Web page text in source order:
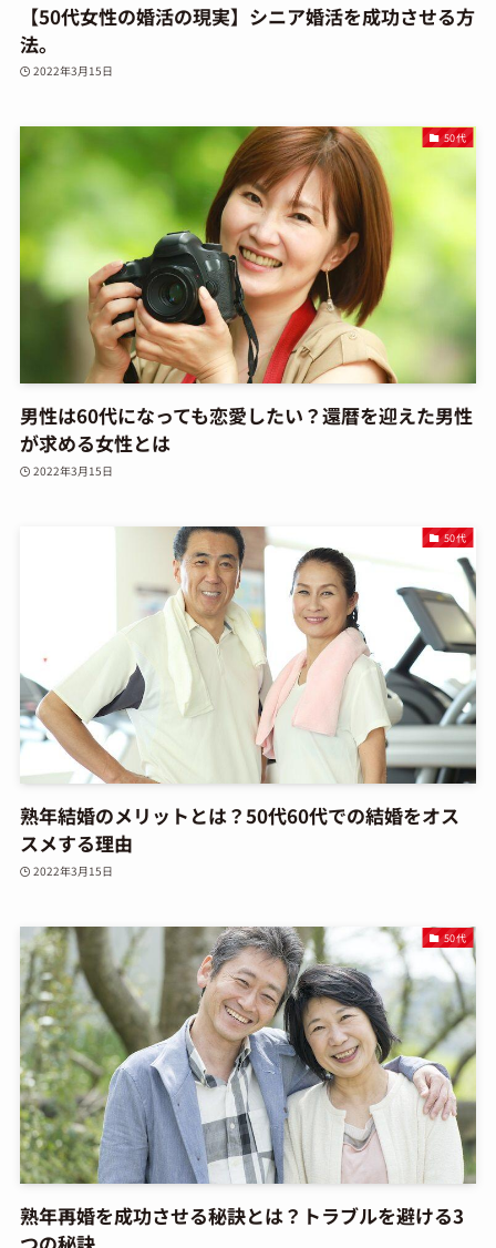
【50代女性の婚活の現実】シニア婚活を成功させる方
法。
2022年3月15日
50代
男性は60代になっても恋愛したい？還暦を迎えた男性
が求める女性とは
2022年3月15日
50代
熟年結婚のメリットとは？50代60代での結婚をオス
スメする理由
2022年3月15日
50代
熟年再婚を成功させる秘訣とは？トラブルを避ける3